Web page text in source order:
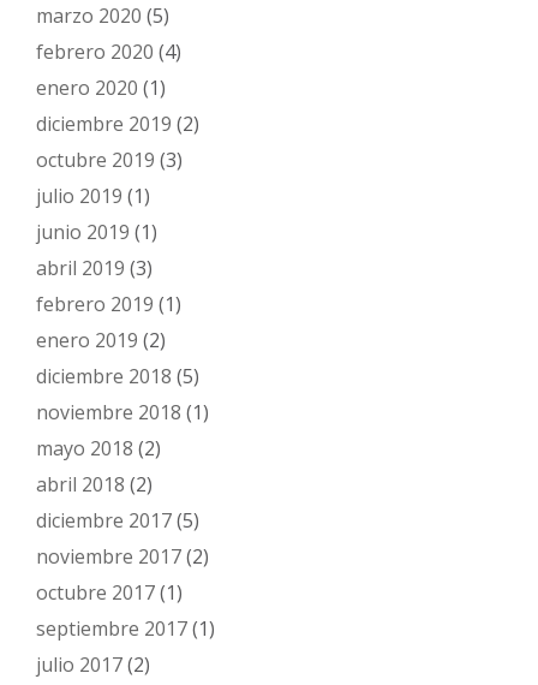
marzo 2020 (5)
febrero 2020 (4)
enero 2020 (1)
diciembre 2019 (2)
octubre 2019 (3)
julio 2019 (1)
junio 2019 (1)
abril 2019 (3)
febrero 2019 (1)
enero 2019 (2)
diciembre 2018 (5)
noviembre 2018 (1)
mayo 2018 (2)
abril 2018 (2)
diciembre 2017(5)
noviembre 2017(2)
octubre 2017(1)
septiembre 2017(1)
julio 2017(2)